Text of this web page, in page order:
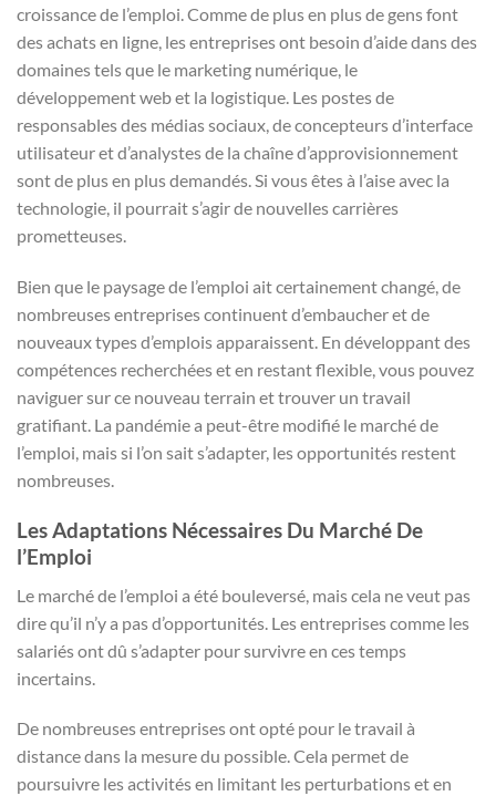
croissance de l’emploi. Comme de plus en plus de gens font
des achats en ligne, les entreprises ont besoin d’aide dans des
domaines tels que le marketing numérique, le
développement web et la logistique. Les postes de
responsables des médias sociaux, de concepteurs d’interface
utilisateur et d’analystes de la chaîne d’approvisionnement
sont de plus en plus demandés. Si vous êtes à l’aise avec la
technologie, il pourrait s’agir de nouvelles carrières
prometteuses.
Bien que le paysage de l’emploi ait certainement changé, de
nombreuses entreprises continuent d’embaucher et de
nouveaux types d’emplois apparaissent. En développant des
compétences recherchées et en restant flexible, vous pouvez
naviguer sur ce nouveau terrain et trouver un travail
gratifiant. La pandémie a peut-être modifié le marché de
l’emploi, mais si l’on sait s’adapter, les opportunités restent
nombreuses.
Les Adaptations Nécessaires Du Marché De
l’Emploi
Le marché de l’emploi a été bouleversé, mais cela ne veut pas
dire qu’il n’y a pas d’opportunités. Les entreprises comme les
salariés ont dû s’adapter pour survivre en ces temps
incertains.
De nombreuses entreprises ont opté pour le travail à
distance dans la mesure du possible. Cela permet de
poursuivre les activités en limitant les perturbations et en